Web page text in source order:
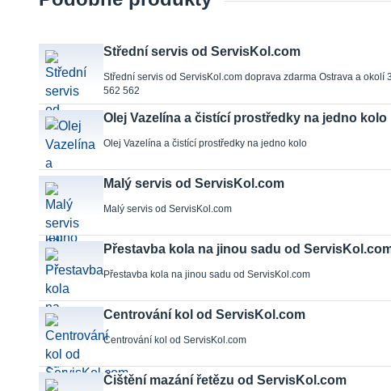
Střední servis od ServisKol.com
Střední servis od ServisKol.com doprava zdarma Ostrava a okolí
562 562
Olej Vazelína a čistící prostředky na jedno kolo
Olej Vazelína a čistící prostředky na jedno kolo
Malý servis od ServisKol.com
Malý servis od ServisKol.com
Přestavba kola na jinou sadu od
Přestavba kola na jinou sadu od ServisKol.com
Centrování kol od ServisKol.com
Centrování kol od ServisKol.com
Čištění mazání řetězu od ServisKol.com